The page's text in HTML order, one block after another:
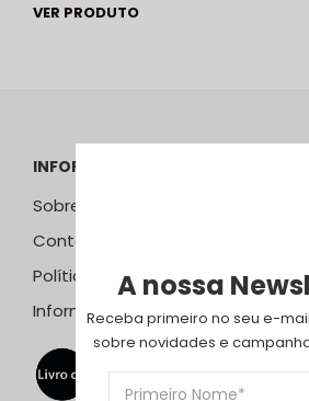
VER PRODUTO
INFORMAÇÕES
Sobre Nós
Contactos
Política de Privacidade
Informação Resolução Litígios
A nossa
Receba primeiro no seu e-
sobre novidades e